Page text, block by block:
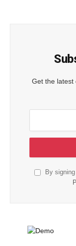
Get the latest
By